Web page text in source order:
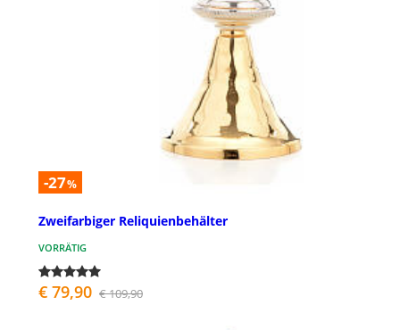
-27%
Zweifarbiger Reliquienbehälter
VORRÄTIG
€ 79,90 € 109,90